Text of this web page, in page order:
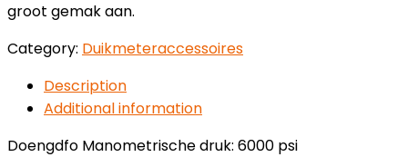
groot gemak aan.
Category: Duikmeteraccessoires
Description
Additional information
Doengdfo Manometrische druk: 6000 psi